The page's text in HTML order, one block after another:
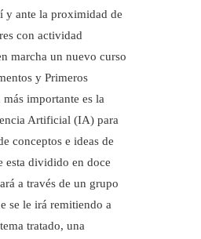
y ante la proximidad de
con actividad
marcha un nuevo curso
y Primeros
importante es la
Artificial (IA) para
conceptos e ideas de
esta dividido en doce
a través de un grupo
se le irá remitiendo a
tratado, una